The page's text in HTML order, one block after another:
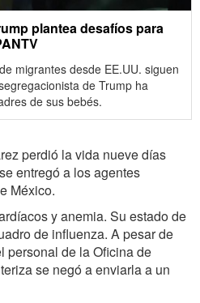
plantea desafíos para
migrantes desde EE.UU. siguen
de Trump ha
de sus bebés.
perdió la vida nueve días
entregó a los agentes
México.
y anemia. Su estado de
de influenza. A pesar de
personal de la Oficina de
se negó a enviarla a un